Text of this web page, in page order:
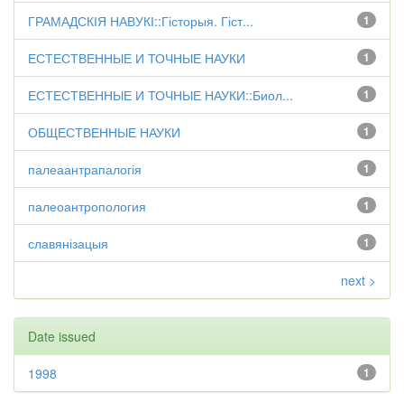
1
ГРАМАДСКІЯ НАВУКІ::Гісторыя. Гіст...
1
ЕСТЕСТВЕННЫЕ И ТОЧНЫЕ НАУКИ
1
ЕСТЕСТВЕННЫЕ И ТОЧНЫЕ НАУКИ::Биол...
1
ОБЩЕСТВЕННЫЕ НАУКИ
1
палеаантрапалогія
1
палеоантропология
1
славянізацыя
next >
Date issued
1
1998